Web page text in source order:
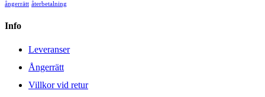
ångerrätt återbetalning
Info
Leveranser
Ångerrätt
Villkor vid retur